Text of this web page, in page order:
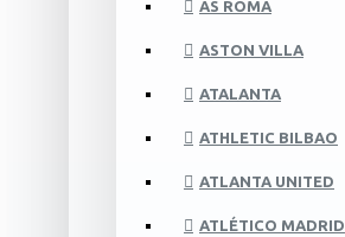
AS ROMA
ASTON VILLA
ATALANTA
ATHLETIC BILBAO
ATLANTA UNITED
ATLÉTICO MADRID